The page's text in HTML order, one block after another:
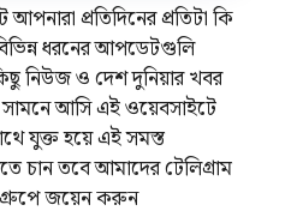
প্রতিদিনের প্রতিটা কি
ধরনের আপডেটগুলি
নিউজ ও দেশ দুনিয়ার খবর
সামনে আসি এই ওয়েবসাইটে
যুক্ত হয়ে এই সমস্ত
চান তবে আমাদের টেলিগ্রাম
জয়েন করুন